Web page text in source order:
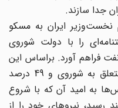
جدا سازند.
ایران به مسکو
را با دولت شوروی
آورد. براساس این
موافقتنامه 51 درصد سهام شرکت متعلق به شوروی و 49 درصد
از آن روس‌ها به امید آن که با شروع